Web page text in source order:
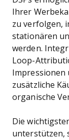
Ihrer
zu verfolgen,
stationären
werden.
Loop-
zusätzliche
organische
Die
unterstützen,